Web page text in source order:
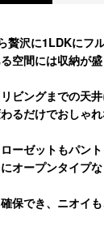
贅沢に1LDKにフ
空間には収納が
ビングまでの天
るだけでおしゃ
ーゼットもパン
オープンタイプ
保でき、ニオイ